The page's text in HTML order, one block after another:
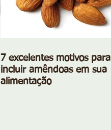
7 excelentes motivos para
incluir amêndoas em sua
alimentação